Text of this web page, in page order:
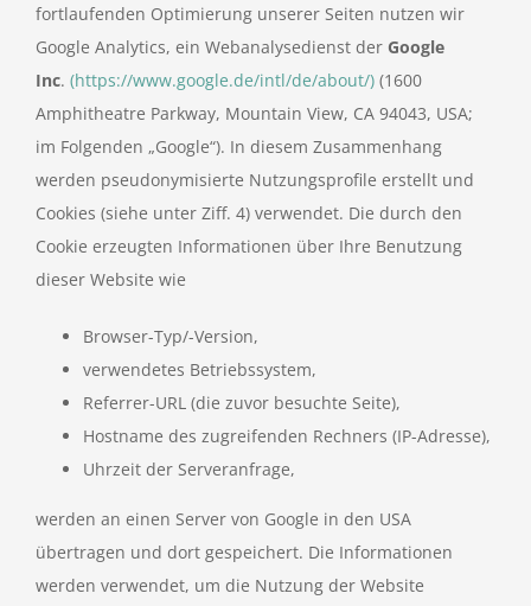
fortlaufenden Optimierung unserer Seiten nutzen wir
Google Analytics, ein Webanalysedienst der Google
Inc. (https://www.google.de/intl/de/about/) (1600
Amphitheatre Parkway, Mountain View, CA 94043, USA;
im Folgenden „Google“). In diesem Zusammenhang
werden pseudonymisierte Nutzungsprofile erstellt und
Cookies (siehe unter Ziff. 4) verwendet. Die durch den
Cookie erzeugten Informationen über Ihre Benutzung
dieser Website wie
Browser-Typ/-Version,
verwendetes Betriebssystem,
Referrer-URL (die zuvor besuchte Seite),
Hostname des zugreifenden Rechners (IP-Adresse),
Uhrzeit der Serveranfrage,
werden an einen Server von Google in den USA
übertragen und dort gespeichert. Die Informationen
werden verwendet, um die Nutzung der Website